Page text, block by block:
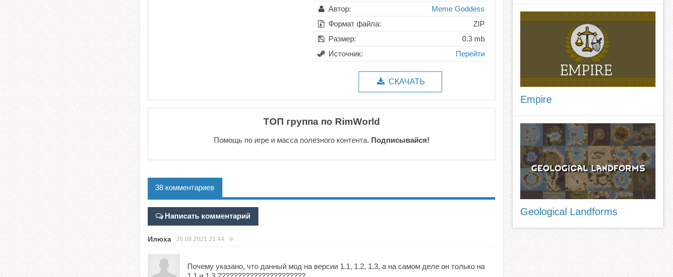
Автор:
Meme Goddess
Формат файла:
ZIP
Размер:
0.3 mb
Источник:
Перейти
СКАЧАТЬ
ТОП группа по RimWorld
Помощь по игре и масса полезного контента. Подписывайся!
38 комментариев
Написать комментарий
Илюха 26.08.2021 21:44 #
Почему указано, что данный мод на версии 1.1, 1.2, 1.3, а на самом деле он только на
Empire
Geological Landforms